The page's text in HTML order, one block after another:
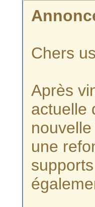
Chers
Après
actuelle
une